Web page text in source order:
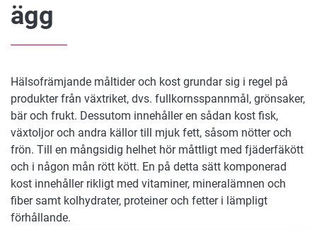
ägg
Hälsofrämjande måltider och kost grundar sig i regel på
produkter från växtriket, dvs. fullkornsspannmål, grönsaker,
bär och frukt. Dessutom innehåller en sådan kost fisk,
växtoljor och andra källor till mjuk fett, såsom nötter och
frön. Till en mångsidig helhet hör måttligt med fjäderfäkött
och i någon mån rött kött. En på detta sätt komponerad
kost innehåller rikligt med vitaminer, mineralämnen och
fiber samt kolhydrater, proteiner och fetter i lämpligt
förhållande.